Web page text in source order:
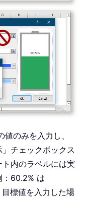
のみを入力し、
」チェックボックス
内のラベルには実
：60.2% は
目標値を入力した場